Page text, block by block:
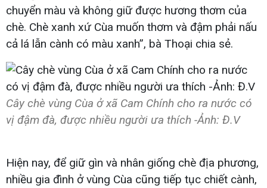
chuyển màu và không giữ được hương thơm của
chè. Chè xanh xứ Cùa muốn thơm và đậm phải nấu
cả lá lẫn cành có màu xanh”, bà Thoại chia sẻ.
Cây chè vùng Cùa ở xã Cam Chính cho ra nước có
vị đậm đà, được nhiều người ưa thích -Ảnh: Đ.V​
Hiện nay, để giữ gìn và nhân giống chè địa phương,
nhiều gia đình ở vùng Cùa cũng tiếp tục chiết cành,